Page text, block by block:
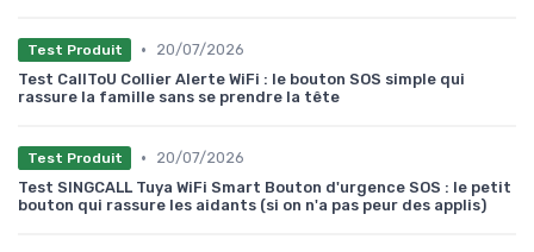
Test Produit •
20/07/2026
Test CallToU Collier Alerte WiFi : le bouton SOS simple qui
rassure la famille sans se prendre la tête
Test Produit •
20/07/2026
Test SINGCALL Tuya WiFi Smart Bouton d'urgence SOS : le petit
bouton qui rassure les aidants (si on n'a pas peur des applis)